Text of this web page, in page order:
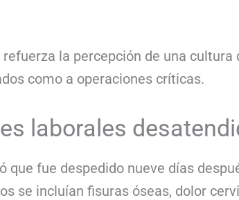
la percepción de una cultura
como a operaciones críticas.
laborales
que fue despedido nueve días
se incluían fisuras óseas, dolor